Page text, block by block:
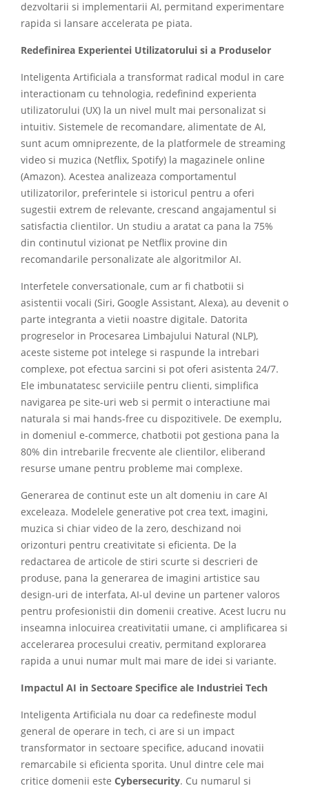
dezvoltarii si implementarii AI, permitand experimentare
rapida si lansare accelerata pe piata.
Redefinirea Experientei Utilizatorului si a Produselor
Inteligenta Artificiala a transformat radical modul in care
interactionam cu tehnologia, redefinind experienta
utilizatorului (UX) la un nivel mult mai personalizat si
intuitiv. Sistemele de recomandare, alimentate de AI,
sunt acum omniprezente, de la platformele de streaming
video si muzica (Netflix, Spotify) la magazinele online
(Amazon). Acestea analizeaza comportamentul
utilizatorilor, preferintele si istoricul pentru a oferi
sugestii extrem de relevante, crescand angajamentul si
satisfactia clientilor. Un studiu a aratat ca pana la 75%
din continutul vizionat pe Netflix provine din
recomandarile personalizate ale algoritmilor AI.
Interfetele conversationale, cum ar fi chatbotii si
asistentii vocali (Siri, Google Assistant, Alexa), au devenit o
parte integranta a vietii noastre digitale. Datorita
progreselor in Procesarea Limbajului Natural (NLP),
aceste sisteme pot intelege si raspunde la intrebari
complexe, pot efectua sarcini si pot oferi asistenta 24/7.
Ele imbunatatesc serviciile pentru clienti, simplifica
navigarea pe site-uri web si permit o interactiune mai
naturala si mai hands-free cu dispozitivele. De exemplu,
in domeniul e-commerce, chatbotii pot gestiona pana la
80% din intrebarile frecvente ale clientilor, eliberand
resurse umane pentru probleme mai complexe.
Generarea de continut este un alt domeniu in care AI
exceleaza. Modelele generative pot crea text, imagini,
muzica si chiar video de la zero, deschizand noi
orizonturi pentru creativitate si eficienta. De la
redactarea de articole de stiri scurte si descrieri de
produse, pana la generarea de imagini artistice sau
design-uri de interfata, AI-ul devine un partener valoros
pentru profesionistii din domenii creative. Acest lucru nu
inseamna inlocuirea creativitatii umane, ci amplificarea si
accelerarea procesului creativ, permitand explorarea
rapida a unui numar mult mai mare de idei si variante.
Impactul AI in Sectoare Specifice ale Industriei Tech
Inteligenta Artificiala nu doar ca redefineste modul
general de operare in tech, ci are si un impact
transformator in sectoare specifice, aducand inovatii
remarcabile si eficienta sporita. Unul dintre cele mai
critice domenii este Cybersecurity. Cu numarul si